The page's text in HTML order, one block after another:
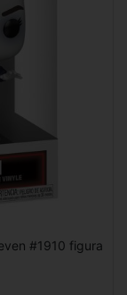
#1910 figura